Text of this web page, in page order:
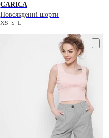
CARICA
Повсякденні шорти
XSSL